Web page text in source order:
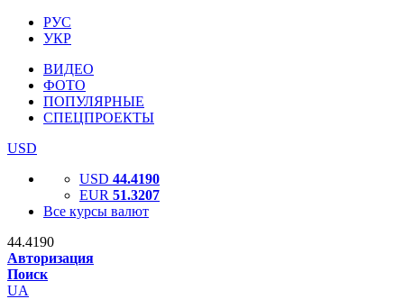
РУС
УКР
ВИДЕО
ФОТО
ПОПУЛЯРНЫЕ
СПЕЦПРОЕКТЫ
USD
USD 44.4190
EUR 51.3207
Все курсы валют
44.4190
Авторизация
Поиск
UA